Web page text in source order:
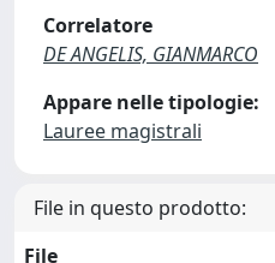
Correlatore
DE ANGELIS, GIANMARCO
Appare nelle tipologie:
Lauree magistrali
File in questo prodotto:
File